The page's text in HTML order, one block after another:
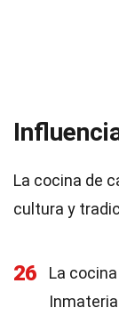
La cocina de
cultura y
26
La